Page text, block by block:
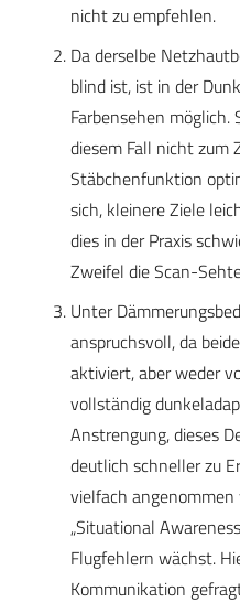
nicht zu empfehlen.
Da derselbe
blind ist, ist in der
Farbensehen
diesem Fall nicht zum
Stäbchenfunktion
sich, kleinere Ziele
dies in der Praxis
Zweifel die Scan-
Unter
anspruchsvoll, da
aktiviert, aber weder
vollständig
Anstrengung, dieses
deutlich schneller zu
vielfach
„Situational
Flugfehlern wächst.
Kommunikation